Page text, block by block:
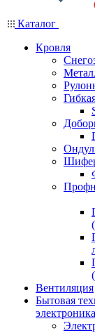
Каталог
Кровля
Вентиляция
Бытовая
электроника